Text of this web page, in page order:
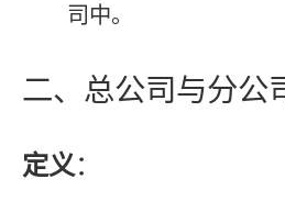
司中。
二、总公司与分公
定义：